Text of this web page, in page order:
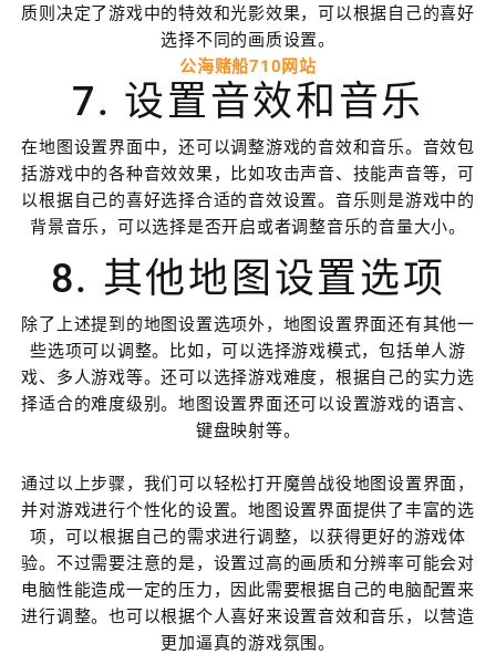
质则决定了游戏中的特效和光影效果，可以根据自己的喜好
选择不同的画质设置。
公海赌船710网站
7. 设置音效和音乐
在地图设置界面中，还可以调整游戏的音效和音乐。音效包
括游戏中的各种音效效果，比如攻击声音、技能声音等，可
以根据自己的喜好选择合适的音效设置。音乐则是游戏中的
背景音乐，可以选择是否开启或者调整音乐的音量大小。
8. 其他地图设置选项
除了上述提到的地图设置选项外，地图设置界面还有其他一
些选项可以调整。比如，可以选择游戏模式，包括单人游
戏、多人游戏等。还可以选择游戏难度，根据自己的实力选
择适合的难度级别。地图设置界面还可以设置游戏的语言、
键盘映射等。
通过以上步骤，我们可以轻松打开魔兽战役地图设置界面，
并对游戏进行个性化的设置。地图设置界面提供了丰富的选
项，可以根据自己的需求进行调整，以获得更好的游戏体
验。不过需要注意的是，设置过高的画质和分辨率可能会对
电脑性能造成一定的压力，因此需要根据自己的电脑配置来
进行调整。也可以根据个人喜好来设置音效和音乐，以营造
更加逼真的游戏氛围。